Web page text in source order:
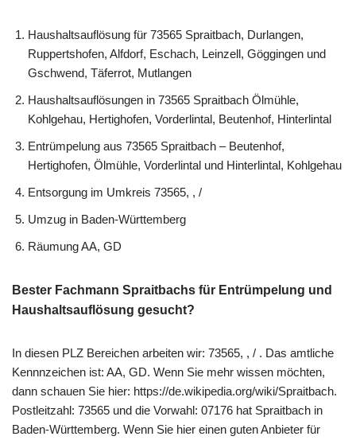
Haushaltsauflösung für 73565 Spraitbach, Durlangen,
Ruppertshofen, Alfdorf, Eschach, Leinzell, Göggingen und
Gschwend, Täferrot, Mutlangen
Haushaltsauflösungen in 73565 Spraitbach Ölmühle,
Kohlgehau, Hertighofen, Vorderlintal, Beutenhof, Hinterlintal
Entrümpelung aus 73565 Spraitbach – Beutenhof,
Hertighofen, Ölmühle, Vorderlintal und Hinterlintal, Kohlgehau
Entsorgung im Umkreis 73565, , /
Umzug in Baden-Württemberg
Räumung AA, GD
Bester Fachmann Spraitbachs für Entrümpelung und
Haushaltsauflösung gesucht?
In diesen PLZ Bereichen arbeiten wir: 73565, , / . Das amtliche
Kennnzeichen ist: AA, GD. Wenn Sie mehr wissen möchten,
dann schauen Sie hier: https://de.wikipedia.org/wiki/Spraitbach.
Postleitzahl: 73565 und die Vorwahl: 07176 hat Spraitbach in
Baden-Württemberg. Wenn Sie hier einen guten Anbieter für